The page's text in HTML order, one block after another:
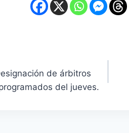
de árbitros
del jueves.